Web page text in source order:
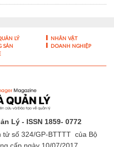
LÝ
NHÂN VẬT
SẢN
DOANH NGHIỆP
Lý - ISSN 1859- 0772
tử số 324/GP-BTTTT của Bộ